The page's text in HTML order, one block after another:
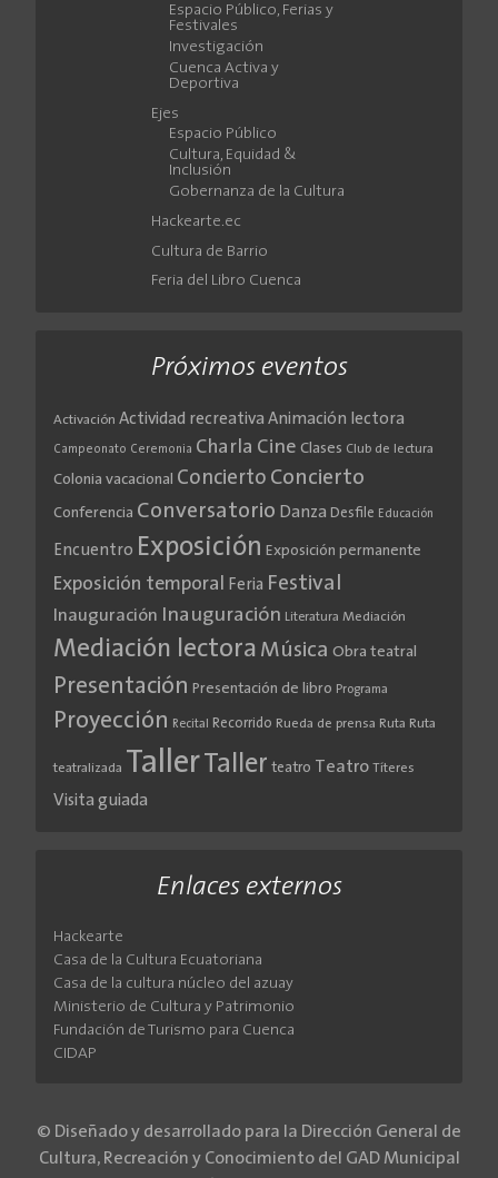
Espacio Público, Ferias y
Festivales
Investigación
Cuenca Activa y
Deportiva
Ejes
Espacio Público
Cultura, Equidad &
Inclusión
Gobernanza de la Cultura
Hackearte.ec
Cultura de Barrio
Feria del Libro Cuenca
Próximos eventos
Activación Actividad recreativa Animación lectora
Campeonato Ceremonia Charla Cine Clases Club de lectura
Colonia vacacional Concierto Concierto
Conferencia Conversatorio Danza Desfile Educación
Encuentro Exposición Exposición permanente
Exposición temporal Feria Festival
Inauguración Inauguración Literatura Mediación
Mediación lectora Música Obra teatral
Presentación Presentación de libro Programa
Proyección Recital Recorrido Rueda de prensa Ruta Ruta
teatralizada TallerTaller teatro Teatro Títeres
Visita guiada
Enlaces externos
Hackearte
Casa de la Cultura Ecuatoriana
Casa de la cultura núcleo del azuay
Ministerio de Cultura y Patrimonio
Fundación de Turismo para Cuenca
CIDAP
© Diseñado y desarrollado para la Dirección General de
Cultura, Recreación y Conocimiento del GAD Municipal